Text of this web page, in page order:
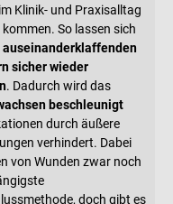
Klinik- und Praxisalltag
So lassen sich
auseinanderklaffenden
sicher wieder
. Dadurch wird das
beschleunigt
durch äußere
verhindert. Dabei
von Wunden zwar noch
doch gibt es